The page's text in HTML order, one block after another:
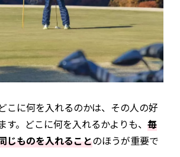
こに何を入れるのかは、その人の好
す。どこに何を入れるかよりも、 毎
じものを入れることのほうが重要で